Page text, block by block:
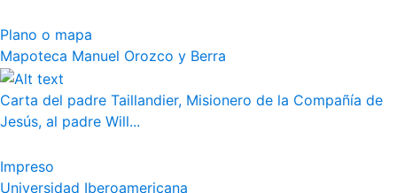
Plano o mapa
Mapoteca Manuel Orozco y Berra
Carta del padre Taillandier, Misionero de la Compañía de
Jesús, al padre Will...
Impreso
Universidad Iberoamericana